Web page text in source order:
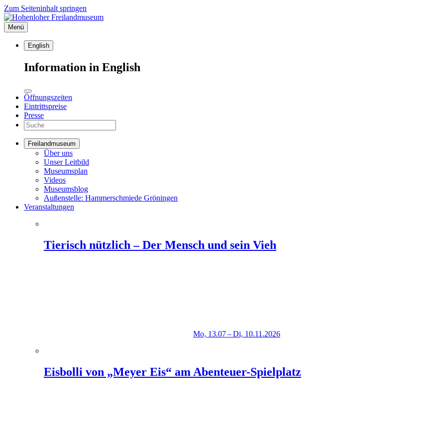
Zum Seiteninhalt springen
Menü
English
Information in English
Öffnungszeiten
Eintrittspreise
Presse
Freilandmuseum
Über uns
Unser Leitbild
Museumsplan
Videos
Museumsblog
Außenstelle: Hammerschmiede Gröningen
Veranstaltungen
Tierisch nützlich – Der Mensch und sein Vieh
Mo, 13.07 – Di, 10.11.2026
Eisbolli von „Meyer Eis“ am Abenteuer-Spielplatz